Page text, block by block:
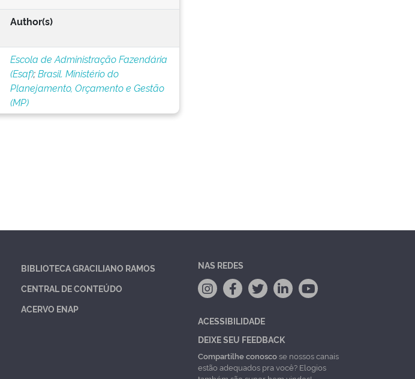
Author(s)
Escola de Administração Fazendária
(Esaf);Brasil. Ministério do
Planejamento, Orçamento e Gestão
(MP)
BIBLIOTECA GRACILIANO RAMOS
CENTRAL DE CONTEÚDO
ACERVO ENAP
NAS REDES
ACESSIBILIDADE
DEIXE SEU FEEDBACK
Compartilhe conoscose nossos canais
estão adequados pra você? Elogios